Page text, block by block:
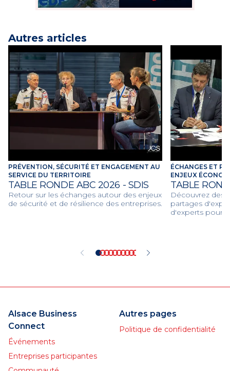
Autres articles
PRÉVENTION, SÉCURITÉ ET ENGAGEMENT AU
SERVICE DU TERRITOIRE
TABLE RONDE ABC 2026 - SDIS
Retour sur les échanges autour des enjeux
de sécurité et de résilience des entreprises.
ÉCHANGES ET
ENJEUX
TABLE
Découvrez des
partages
d'experts pour
Alsace Business
Connect
Événements
Entreprises participantes
Autres pages
Politique de confidentialité